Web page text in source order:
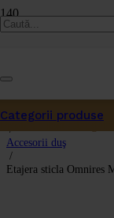
Produsa fost adăugat
Categorii produse
/
Accesorii
/
Accesorii duş
/
Etajera sticla Omnires